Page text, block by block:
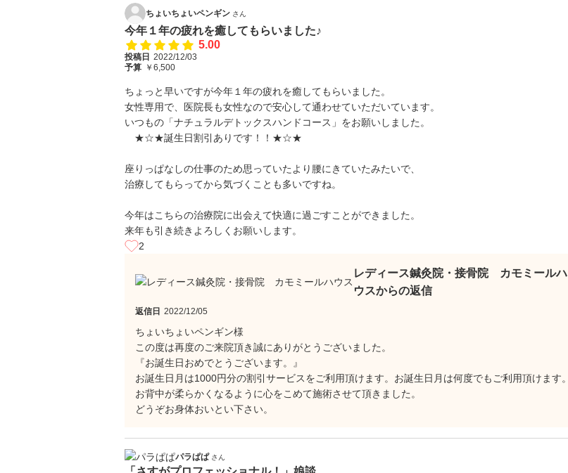
ちょいちょいペンギン さん
今年１年の疲れを癒してもらいました♪
5.00
投稿日 2022/12/03
予算 ￥6,500
ちょっと早いですが今年１年の疲れを癒してもらいました。
女性専用で、医院長も女性なので安心して通わせていただいています。
いつもの「ナチュラルデトックスハンドコース」をお願いしました。
★☆★誕生日割引ありです！！★☆★
座りっぱなしの仕事のため思っていたより腰にきていたみたいで、
治療してもらってから気づくことも多いですね。
今年はこちらの治療院に出会えて快適に過ごすことができました。
来年も引き続きよろしくお願いします。
2
レディース鍼灸院・接骨院 カモミールハ
ウスからの返信
返信日 2022/12/05
ちょいちょいペンギン様
この度は再度のご来院頂き誠にありがとうございました。
『お誕生日おめでとうございます。』
お誕生日月は1000円分の割引サービスをご利用頂けます。お誕生日月は何度でもご利用頂けます。
お背中が柔らかくなるように心をこめて施術させて頂きました。
どうぞお身体おいとい下さい。
パラぱぱ さん